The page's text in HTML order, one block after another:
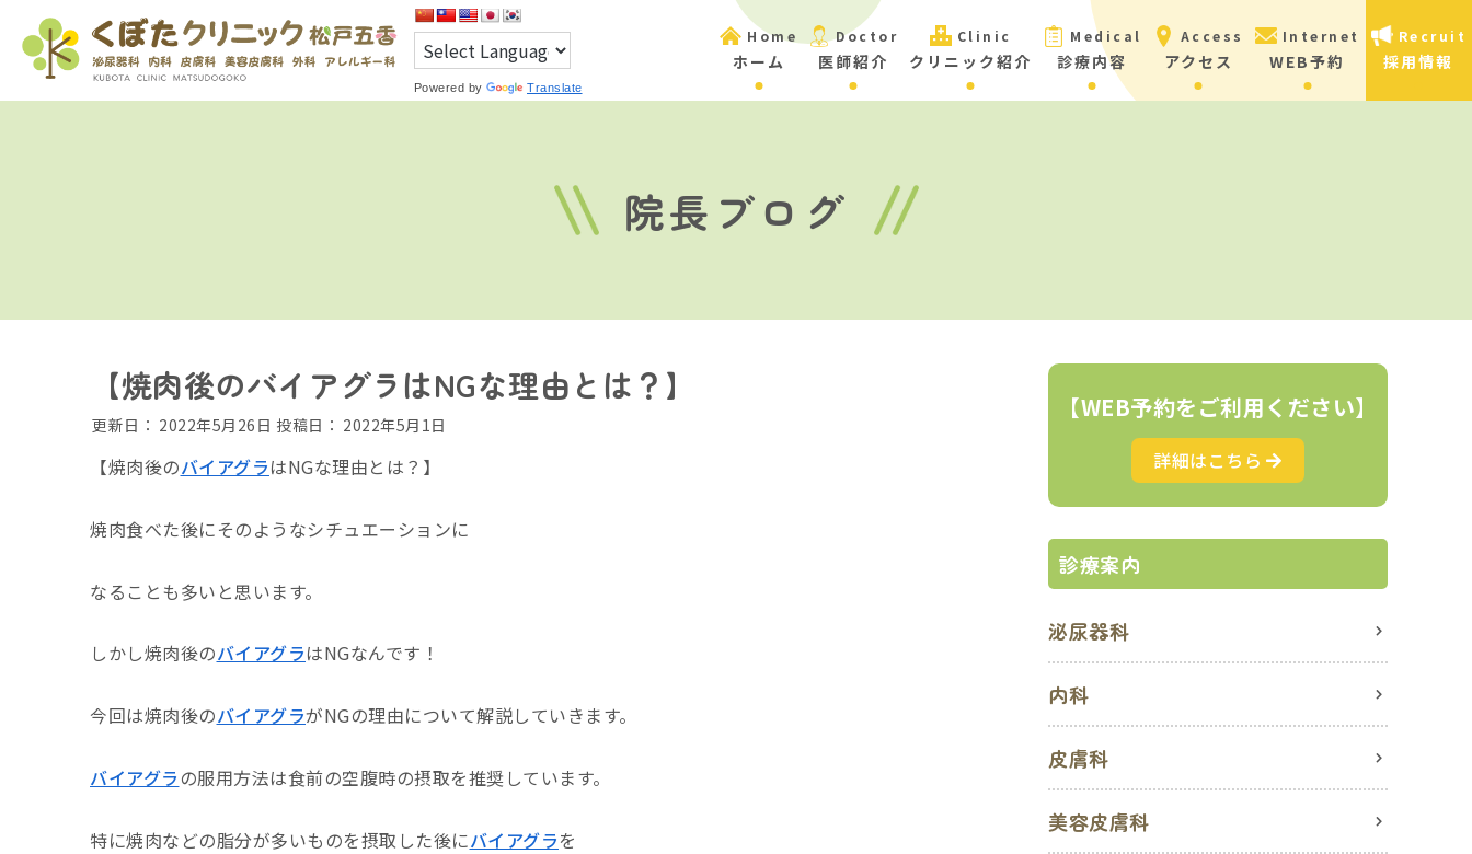
Powered by Translate
Home
ホーム
Doctor
医師紹介
Clinic
クリニック紹介
Medical
診療内容
Access
アクセス
Internet
WEB予約
Recruit
採用情報
院長ブログ
【焼肉後のバイアグラはNGな理由とは？】
更新日： 2022年5月26日 投稿日： 2022年5月1日
【焼肉後のバイアグラはNGな理由とは？】
焼肉食べた後にそのようなシチュエーションに
なることも多いと思います。
しかし焼肉後のバイアグラはNGなんです！
今回は焼肉後のバイアグラがNGの理由について解説していきます。
バイアグラ の服用方法は食前の空腹時の摂取を推奨しています。
特に焼肉などの脂分が多いものを摂取した後にバイアグラを
【WEB予約をご利用ください】
詳細はこちら
診療案内
泌尿器科
内科
皮膚科
美容皮膚科